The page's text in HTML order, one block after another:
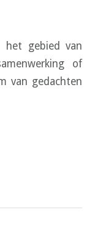
het gebied van
of
van gedachten